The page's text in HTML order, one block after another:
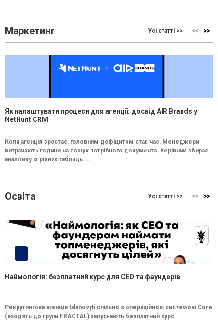
Маркетинг Усі статті >>
Як налаштувати процеси для агенції: досвід AIR Brands у
NetHunt CRM
Коли агенція зростає, головним дефіцитом стає час. Менеджери
витрачають години на пошук потрібного документа. Керівник збирає
аналітику із різних таблиць....
Освіта Усі статті >>
Наймологія: безплатний курс для CEO та фаундерів
Рекрутингова агенція talanovyti спільно з операційною системою Core
(входять до групи FRACTAL) запускають безплатний курс